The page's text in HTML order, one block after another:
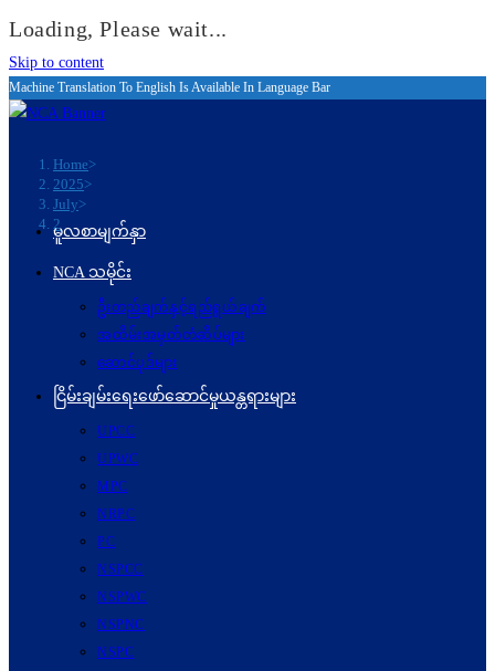
Loading, Please wait...
Skip to content
Machine Translation To English Is Available In Language Bar
Home>
2025>
July>
2
မူလစာမျက်နှာ
NCA သမိုင်း
ဦးတည်ချက်နှင့်ရည်ရွယ်ချက်
အထိမ်းအမှတ်တံဆိပ်များ
ဆောင်ပုဒ်များ
ငြိမ်းချမ်းရေးဖော်‌ဆောင်မှုယန္တရားများ
UPCC
UPWC
MPC
NRPC
PC
NSPCC
NSPWC
NSPNC
NSPC